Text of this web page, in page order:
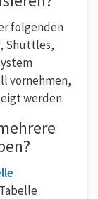
folgenden
Shuttles,
vornehmen,
werden.